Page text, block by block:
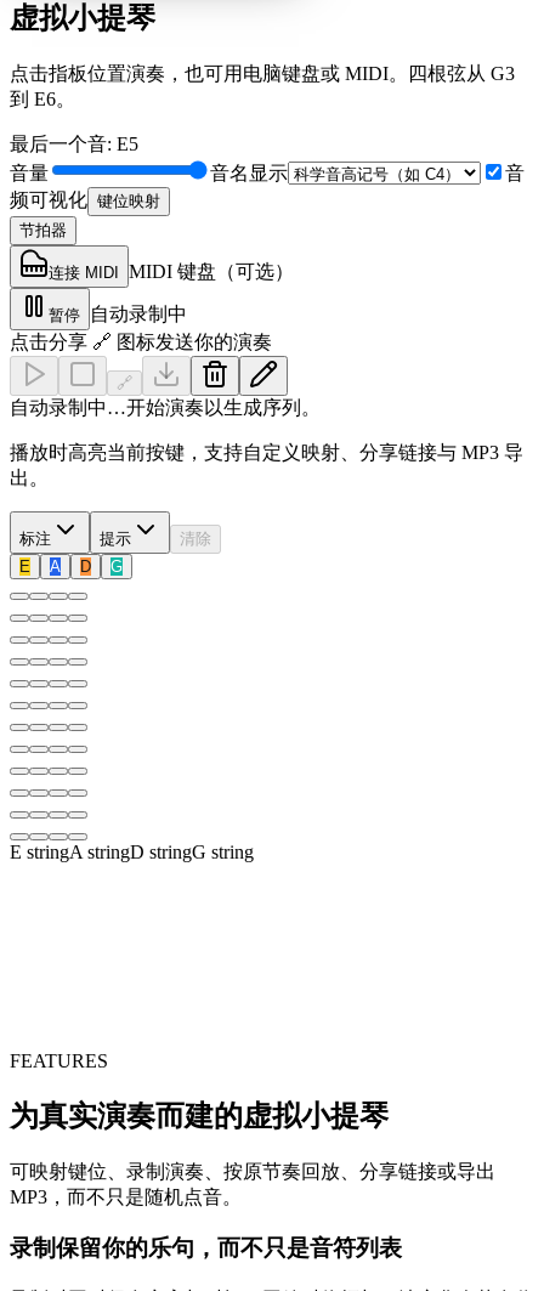
虚拟小提琴
点击指板位置演奏，也可用电脑键盘或 MIDI。四根弦从 G3
到 E6。
最后一个音: E5
音量
音名显示
音
频可视化 键位映射
节拍器
连接 MIDI MIDI 键盘（可选）
暂停
自动录制中
点击分享 🔗 图标发送你的演奏
🔗
自动录制中…开始演奏以生成序列。
播放时高亮当前按键，支持自定义映射、分享链接与 MP3 导
出。
标注 提示
清除
E
A D G
E stringA stringD stringG string
FEATURES
为真实演奏而建的虚拟小提琴
可映射键位、录制演奏、按原节奏回放、分享链接或导出
MP3，而不只是随机点音。
录制保留你的乐句，而不只是音符列表